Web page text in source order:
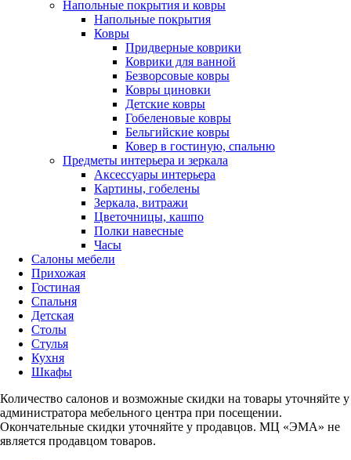
Напольные покрытия и ковры
Напольные покрытия
Ковры
Придверные коврики
Коврики для ванной
Безворсовые ковры
Ковры циновки
Детские ковры
Гобеленовые ковры
Бельгийские ковры
Ковер в гостиную, спальню
Предметы интерьера и зеркала
Аксессуары интерьера
Картины, гобелены
Зеркала, витражи
Цветочницы, кашпо
Полки навесные
Часы
Салоны мебели
Прихожая
Гостиная
Спальня
Детская
Столы
Стулья
Кухня
Шкафы
Количество салонов и возможные скидки на товары уточняйте у
администратора мебельного центра при посещении.
Окончательные скидки уточняйте у продавцов. МЦ «ЭМА» не
является продавцом товаров.